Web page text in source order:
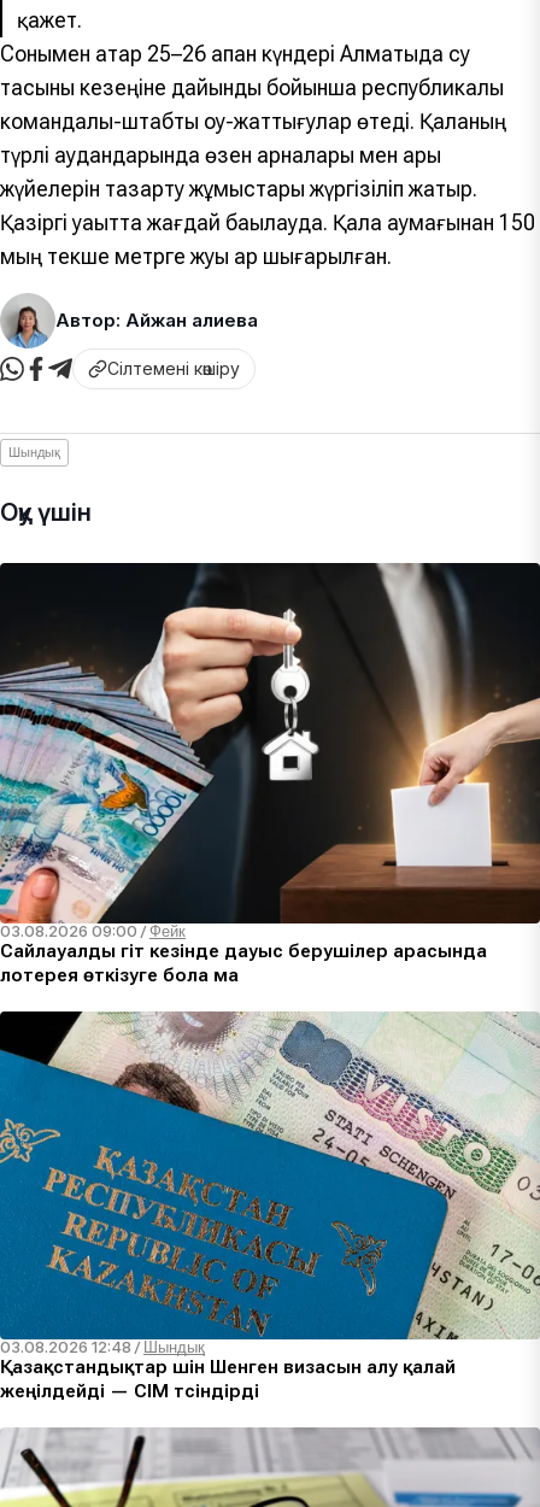
қажет.
Сонымен қатар 25–26 ақпан күндері Алматыда су
тасқыны кезеңіне дайындық бойынша республикалық
командалық-штабтық оқу-жаттығулар өтеді. Қаланың
түрлі аудандарында өзен арналары мен арық
жүйелерін тазарту жұмыстары жүргізіліп жатыр.
Қазіргі уақытта жағдай бақылауда. Қала аумағынан 150
мың текше метрге жуық қар шығарылған.
Автор: Айжан Қалиева
Сілтемені көшіру
Шындық
Оқу үшін
03.08.2026 09:00 /Фейк
Сайлауалды үгіт кезінде дауыс берушілер арасында
лотерея өткізуге бола ма
03.08.2026 12:48 / Шындық
Қазақстандықтар үшін Шенген визасын алу қалай
жеңілдейді — СІМ түсіндірді